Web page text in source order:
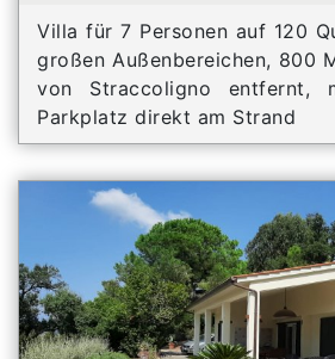
Villa für 7 Personen auf 120
großen Außenbereichen, 800
von Straccoligno entfernt,
Parkplatz direkt am Strand